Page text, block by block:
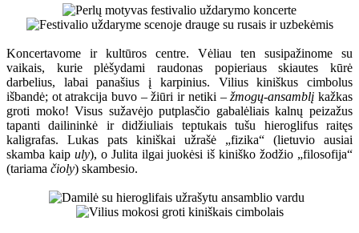
Koncertavome ir kultūros centre. Vėliau ten susipažinome su
vaikais, kurie plėšydami raudonas popieriaus skiautes kūrė
darbelius, labai panašius į karpinius. Vilius kiniškus cimbolus
išbandė; ot atrakcija buvo – žiūri ir netiki –žmogų-ansamblįkažkas
groti moko! Visus sužavėjo putplasčio gabalėliais kalnų peizažus
tapanti dailininkė ir didžiuliais teptukais tušu hieroglifus raitęs
kaligrafas. Lukas pats kiniškai užrašė „fizika“ (lietuvio ausiai
skamba kaip uly), o Julita ilgai juokėsi iš kiniško žodžio „filosofija“
(tariama čioly) skambesio.